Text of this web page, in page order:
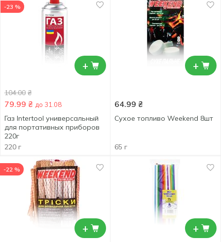
+
-23 %
104.00 ₴
79.99 ₴ до 31.08
Газ Intertool универсальный
для портативных приборов
220г
220 г
+
64.99 ₴
Сухое топливо Weekend 8шт
65 г
+
-22 %
+